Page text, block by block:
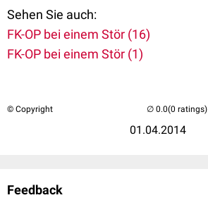
Sehen Sie auch:
FK-OP bei einem Stör (16)
FK-OP bei einem Stör (1)
© Copyright
01.04.2014
(0 ratings)
Feedback